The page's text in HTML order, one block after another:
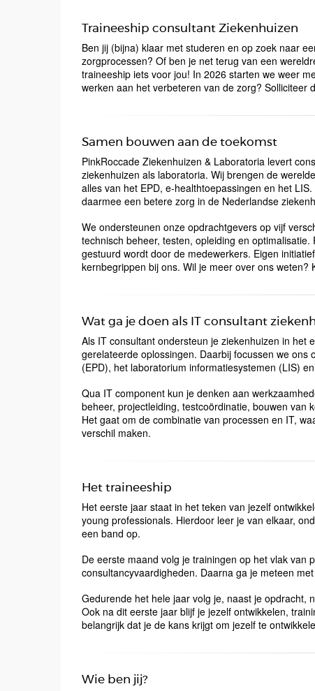
Traineeship consultant Ziekenhuizen
Ben jij (bijna) klaar met studeren en op zoek naar
zorgprocessen? Of ben je net terug van een
traineeship iets voor jou! In 2026 starten we weer
werken aan het verbeteren van de zorg? Solliciteer
Samen bouwen aan de toekomst
PinkRoccade Ziekenhuizen & Laboratoria levert
ziekenhuizen als laboratoria. Wij brengen de
alles van het EPD, e-healthtoepassingen en het
daarmee een betere zorg in de Nederlandse
We ondersteunen onze opdrachtgevers op vijf
technisch beheer, testen, opleiding en
gestuurd wordt door de medewerkers. Eigen
kernbegrippen bij ons. Wil je meer over ons weten?
Wat ga je doen als IT consultant
Als IT consultant ondersteun je ziekenhuizen in het
gerelateerde oplossingen. Daarbij focussen we
(EPD), het laboratorium informatiesystemen (LIS)
Qua IT component kun je denken aan
beheer, projectleiding, testcoördinatie, bouwen van
Het gaat om de combinatie van processen en IT,
verschil maken.
Het traineeship
Het eerste jaar staat in het teken van jezelf
young professionals. Hierdoor leer je van elkaar,
een band op.
De eerste maand volg je trainingen op het vlak van
consultancyvaardigheden. Daarna ga je meteen
Gedurende het hele jaar volg je, naast je opdracht,
Ook na dit eerste jaar blijf je jezelf ontwikkelen,
belangrijk dat je de kans krijgt om jezelf te
Wie ben jij?